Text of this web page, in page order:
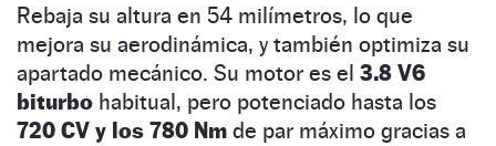
Rebaja su altura en 54 milímetros, lo que
mejora su aerodinámica, y también optimiza su
apartado mecánico. Su motor es el 3.8 V6
biturbo habitual, pero potenciado hasta los
720 CV y los 780 Nm de par máximo gracias a